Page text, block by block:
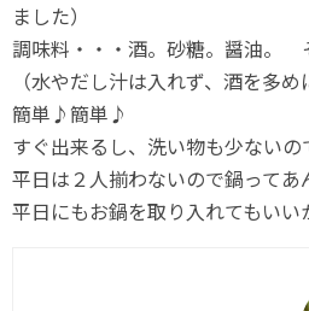
ました）
調味料・・・酒。砂糖。醤油。
（水やだし汁は入れず、酒を多
簡単♪簡単♪
すぐ出来るし、洗い物も少ないの
平日は２人揃わないので鍋ってあ
平日にもお鍋を取り入れてもいい